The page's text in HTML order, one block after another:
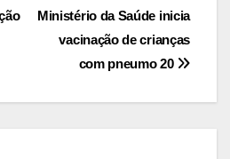
Ministério da Saúde inicia
vacinação de crianças
com pneumo 20